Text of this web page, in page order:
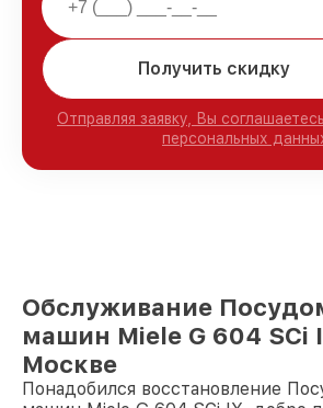
Получить скидку
Отправляя заявку, Вы
персональных
Обслуживание
машин Miele G 604 SCi
Москве
Понадобился восстановление